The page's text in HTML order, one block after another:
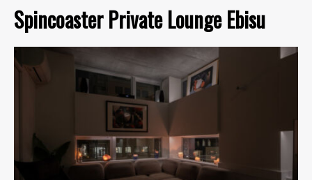
Spincoaster Private Lounge Ebisu